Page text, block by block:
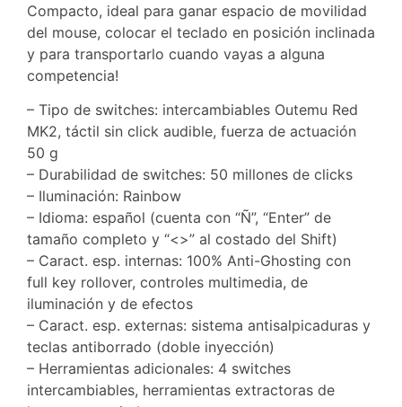
Compacto, ideal para ganar espacio de movilidad
del mouse, colocar el teclado en posición inclinada
y para transportarlo cuando vayas a alguna
competencia!
– Tipo de switches: intercambiables Outemu Red
MK2, táctil sin click audible, fuerza de actuación
50 g
– Durabilidad de switches: 50 millones de clicks
– Iluminación: Rainbow
– Idioma: español (cuenta con “Ñ”, “Enter” de
tamaño completo y “<>” al costado del Shift)
– Caract. esp. internas: 100% Anti-Ghosting con
full key rollover, controles multimedia, de
iluminación y de efectos
– Caract. esp. externas: sistema antisalpicaduras y
teclas antiborrado (doble inyección)
– Herramientas adicionales: 4 switches
intercambiables, herramientas extractoras de